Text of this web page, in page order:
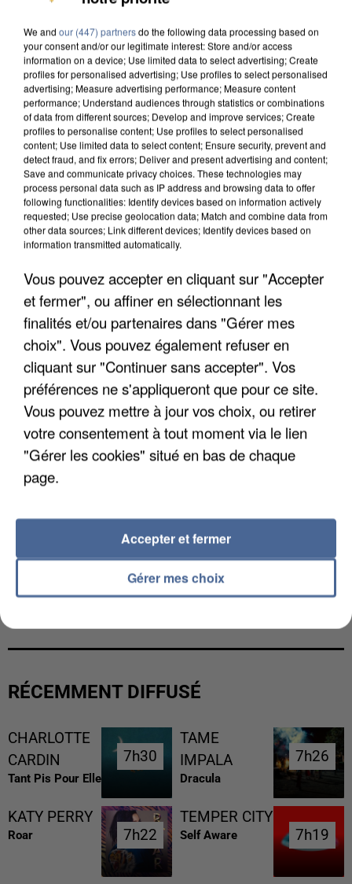
L’UN DES FONDATEURS SUPPOSÉS DE LA DZ
MAFIA INTERPELLÉ EN ALGÉRIE
UN SECOND CADRE DE LA DZ MAFIA
RÉCEMMENT DIFFUSÉ
CHARLOTTE
CARDIN
Tant Pis Pour Elle
7h30
7h30
TAME
IMPALA
Dracula
7h26
7h26
KATY PERRY
Roar 7h22
7h22
TEMPER CITY
Self Aware 7h19
7h19
We and our (447) partnersdo the following data processing based on
your consent and/or our legitimate interest: Store and/or access
information on a device; Use limited data to select advertising; Create
profiles for personalised advertising; Use profiles to select personalised
advertising; Measure advertising performance; Measure content
performance; Understand audiences through statistics or combinations
of data from different sources; Develop and improve services; Create
profiles to personalise content; Use profiles to select personalised
content; Use limited data to select content; Ensure security, prevent and
detect fraud, and fix errors; Deliver and present advertising and content;
Save and communicate privacy choices. These technologies may
process personal data such as IP address and browsing data to offer
following functionalities: Identify devices based on information actively
requested; Use precise geolocation data; Match and combine data from
other data sources; Link different devices; Identify devices based on
information transmitted automatically.
Vous pouvez accepter en cliquant sur "Accepter
et fermer", ou affiner en sélectionnant les
finalités et/ou partenaires dans "Gérer mes
choix". Vous pouvez également refuser en
cliquant sur "Continuer sans accepter". Vos
préférences ne s'appliqueront que pour ce site.
Vous pouvez mettre à jour vos choix, ou retirer
votre consentement à tout moment via le lien
"Gérer les cookies" situé en bas de chaque
page.
Gérer mes choix
Accepter et fermer